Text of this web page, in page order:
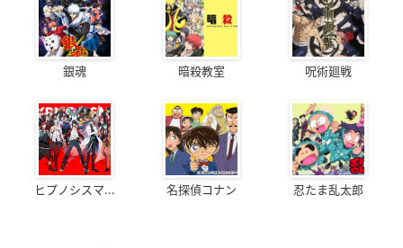
銀魂 暗殺教室 呪術廻戦
ヒプノシスマ... 名探偵コナン 忍たま乱太郎